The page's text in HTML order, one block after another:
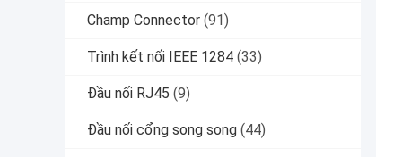
Champ Connector (91)
Trình kết nối IEEE 1284 (33)
Đầu nối RJ45 (9)
Đầu nối cổng song song (44)